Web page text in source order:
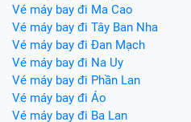
Vé máy bay đi Ma Cao
Vé máy bay đi Tây Ban Nha
Vé máy bay đi Đan Mạch
Vé máy bay đi Na Uy
Vé máy bay đi Phần Lan
Vé máy bay đi Áo
Vé máy bay đi Ba Lan